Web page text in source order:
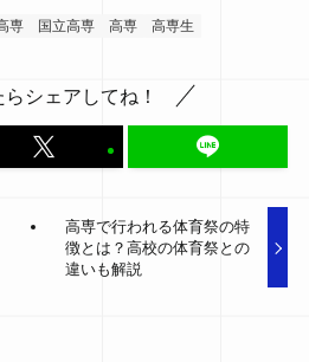
専 国立高専 高専 高専生
シェアしてね！
高専で行われる体育祭の特
徴とは？高校の体育祭との
違いも解説